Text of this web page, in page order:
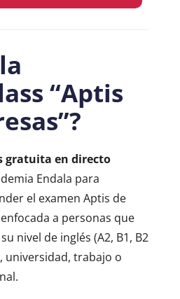
“Aptis
gratuita en directo
Endala para
el examen Aptis de
a personas que
nivel de inglés (A2, B1, B2
universidad, trabajo o